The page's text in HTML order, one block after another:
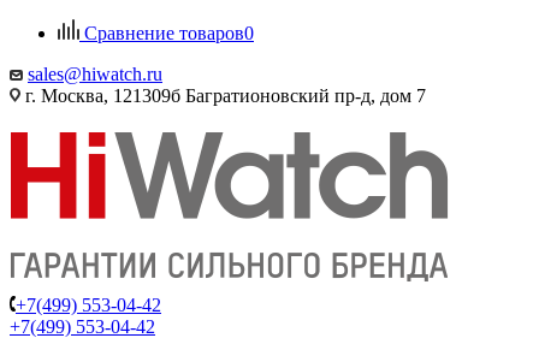
Сравнение товаров0
sales@hiwatch.ru
г. Москва, 121309б Багратионовский пр-д, дом 7
+7(499) 553-04-42
+7(499) 553-04-42